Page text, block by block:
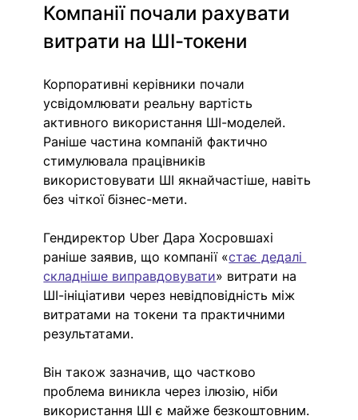
Компанії почали рахувати
витрати на ШІ-токени
Корпоративні керівники почали
усвідомлювати реальну вартість
активного використання ШІ-моделей.
Раніше частина компаній фактично
стимулювала працівників
використовувати ШІ якнайчастіше, навіть
без чіткої бізнес-мети.
Гендиректор Uber Дара Хосровшахі
раніше заявив, що компанії «стає дедалі
складніше виправдовувати» витрати на
ШІ-ініціативи через невідповідність між
витратами на токени та практичними
результатами.
Він також зазначив, що частково
проблема виникла через ілюзію, ніби
використання ШІ є майже безкоштовним.